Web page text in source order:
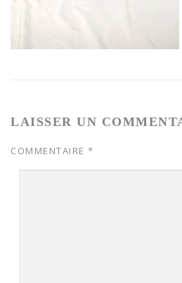
LAISSER UN
COMMENTAIRE *